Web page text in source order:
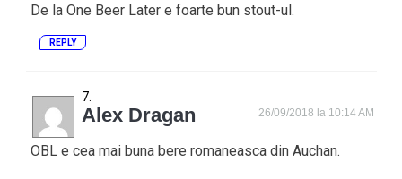
De la One Beer Later e foarte bun stout-ul.
REPLY
Alex Dragan 26/09/2018 la 10:14 AM
OBL e cea mai buna bere romaneasca din Auchan.